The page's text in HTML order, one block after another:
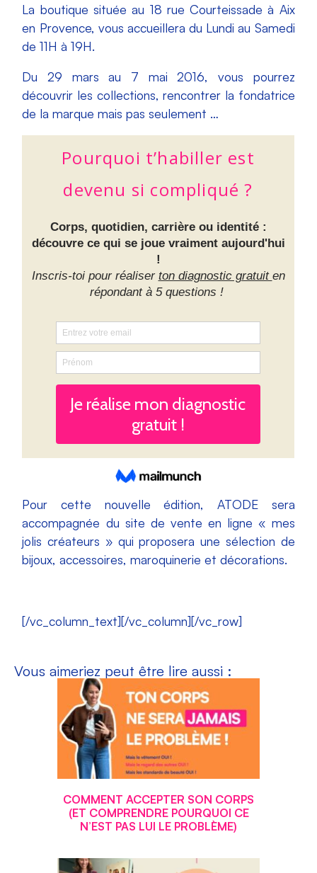
La boutique située au 18 rue Courteissade à Aix
en Provence, vous accueillera du Lundi au Samedi
de 11H à 19H.
Du 29 mars au 7 mai 2016, vous pourrez
découvrir les collections, rencontrer la fondatrice
de la marque mais pas seulement …
Pour cette nouvelle édition, ATODE sera
accompagnée du site de vente en ligne « mes
jolis créateurs » qui proposera une sélection de
bijoux, accessoires, maroquinerie et décorations.
[/vc_column_text][/vc_column][/vc_row]
Vous aimeriez peut être lire aussi :
COMMENT ACCEPTER SON CORPS
(ET COMPRENDRE POURQUOI CE
N’EST PAS LUI LE PROBLÈME)